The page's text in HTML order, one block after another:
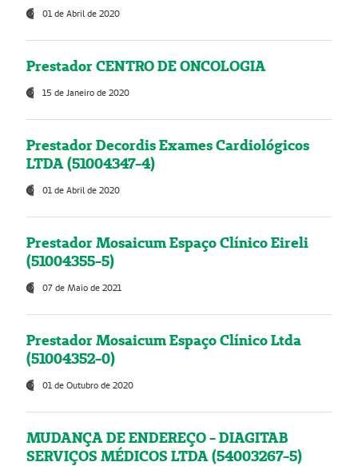
01 de Abril de 2020
Prestador CENTRO DE ONCOLOGIA
15 de Janeiro de 2020
Prestador Decordis Exames Cardiológicos
LTDA (51004347-4)
01 de Abril de 2020
Prestador Mosaicum Espaço Clínico Eireli
(51004355-5)
07 de Maio de 2021
Prestador Mosaicum Espaço Clínico Ltda
(51004352-0)
01 de Outubro de 2020
MUDANÇA DE ENDEREÇO - DIAGITAB
SERVIÇOS MÉDICOS LTDA (54003267-5)